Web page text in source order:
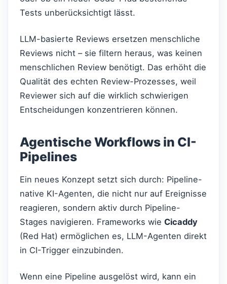
Tests unberücksichtigt lässt.
LLM-basierte Reviews ersetzen menschliche
Reviews nicht – sie filtern heraus, was keinen
menschlichen Review benötigt. Das erhöht die
Qualität des echten Review-Prozesses, weil
Reviewer sich auf die wirklich schwierigen
Entscheidungen konzentrieren können.
Agentische Workflows in CI-
Pipelines
Ein neues Konzept setzt sich durch: Pipeline-
native KI-Agenten, die nicht nur auf Ereignisse
reagieren, sondern aktiv durch Pipeline-
Stages navigieren. Frameworks wie Cicaddy
(Red Hat) ermöglichen es, LLM-Agenten direkt
in CI-Trigger einzubinden.
Wenn eine Pipeline ausgelöst wird, kann ein